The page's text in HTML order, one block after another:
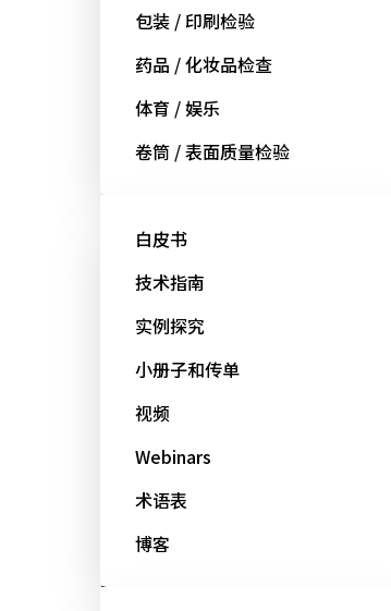
包装 / 印刷检验
药品 / 化妆品检查
体育 / 娱乐
卷筒 / 表面质量检验
白皮书
技术指南
实例探究
小册子和传单
视频
Webinars
术语表
博客
Go-X 系列
高性能和高性价比。 用于下一代机
器视觉系统的CMOS区域扫描相
机。
线阵扫描
Sweep+系列
多传感器棱镜式彩色/NIR线阵扫描
相机同时具备精确度、敏感度和多
光谱选项。
型号从LQ/LT/SW开始：